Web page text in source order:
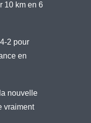
10 km en 6
2 pour
en
nouvelle
vraiment